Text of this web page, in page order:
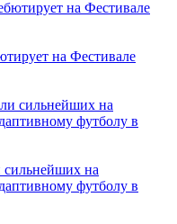
на Фестивале
сильнейших на
футболу в